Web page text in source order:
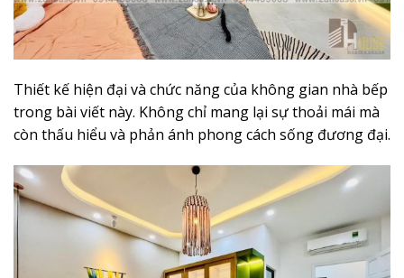
Thiết kế hiện đại và chức năng của không gian nhà bếp
trong bài viết này. Không chỉ mang lại sự thoải mái mà
còn thấu hiểu và phản ánh phong cách sống đương đại.